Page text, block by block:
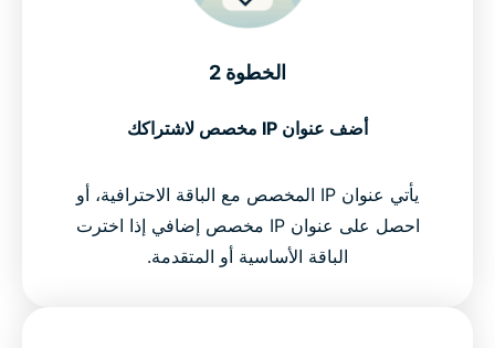
الخطوة 2
أضف عنوان IP مخصص لاشتراكك
يأتي عنوان IP المخصص مع الباقة الاحترافية، أو
احصل على عنوان IP مخصص إضافي إذا اخترت
الباقة الأساسية أو المتقدمة.